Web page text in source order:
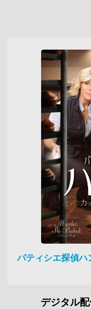
パティシエ探偵
デジタル